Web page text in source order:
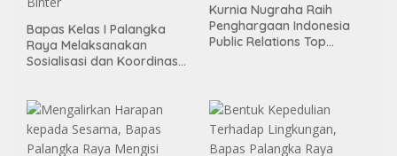
Bapas Kelas I Palangka
Raya Melaksanakan
Sosialisasi dan Koordinasi
Kurnia Nugraha Raih
Penghargaan Indonesia
Public Relations Top